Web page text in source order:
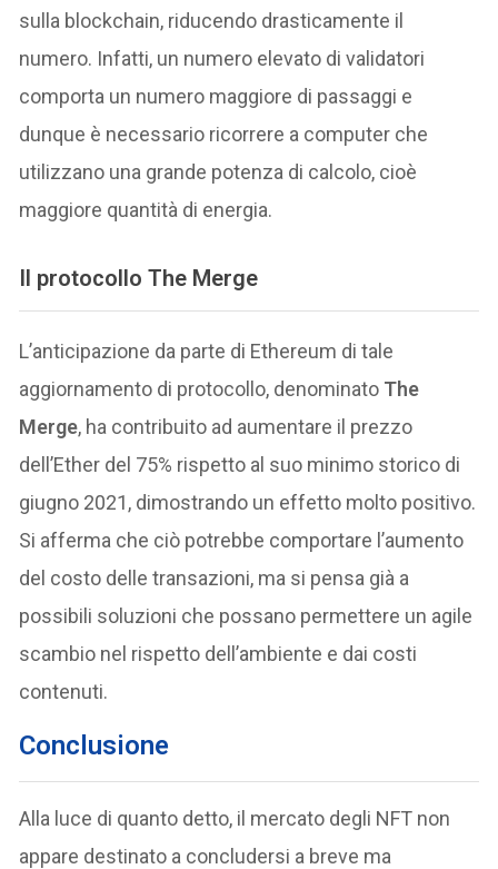
sulla blockchain, riducendo drasticamente il
numero. Infatti, un numero elevato di validatori
comporta un numero maggiore di passaggi e
dunque è necessario ricorrere a computer che
utilizzano una grande potenza di calcolo, cioè
maggiore quantità di energia.
Il protocollo The Merge
L’anticipazione da parte di Ethereum di tale
aggiornamento di protocollo, denominato The
Merge, ha contribuito ad aumentare il prezzo
dell’Ether del 75% rispetto al suo minimo storico di
giugno 2021, dimostrando un effetto molto positivo.
Si afferma che ciò potrebbe comportare l’aumento
del costo delle transazioni, ma si pensa già a
possibili soluzioni che possano permettere un agile
scambio nel rispetto dell’ambiente e dai costi
contenuti.
Conclusione
Alla luce di quanto detto, il mercato degli NFT non
appare destinato a concludersi a breve ma